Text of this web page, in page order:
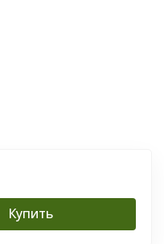
Купить